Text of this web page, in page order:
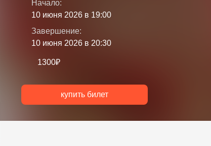
купить билет
Начало:
10 июня 2026 в 19:00
Завершение:
10 июня 2026 в 20:30
1300₽